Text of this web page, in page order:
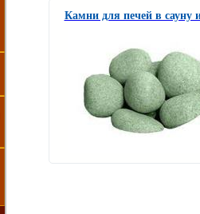
Камни для печей в сауну